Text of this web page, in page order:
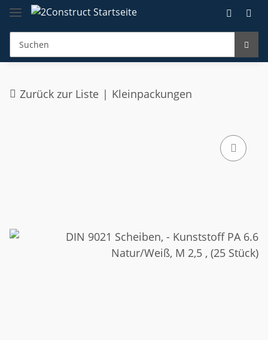
Zurück zur Liste Kleinpackungen